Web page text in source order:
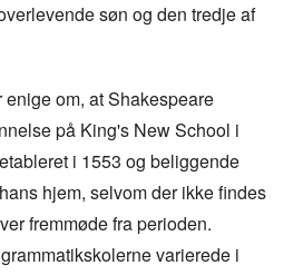
søn og den tredje af
om, at Shakespeare
på King's New School i
i 1553 og beliggende
hjem, selvom der ikke findes
fremmøde fra perioden.
varierede i